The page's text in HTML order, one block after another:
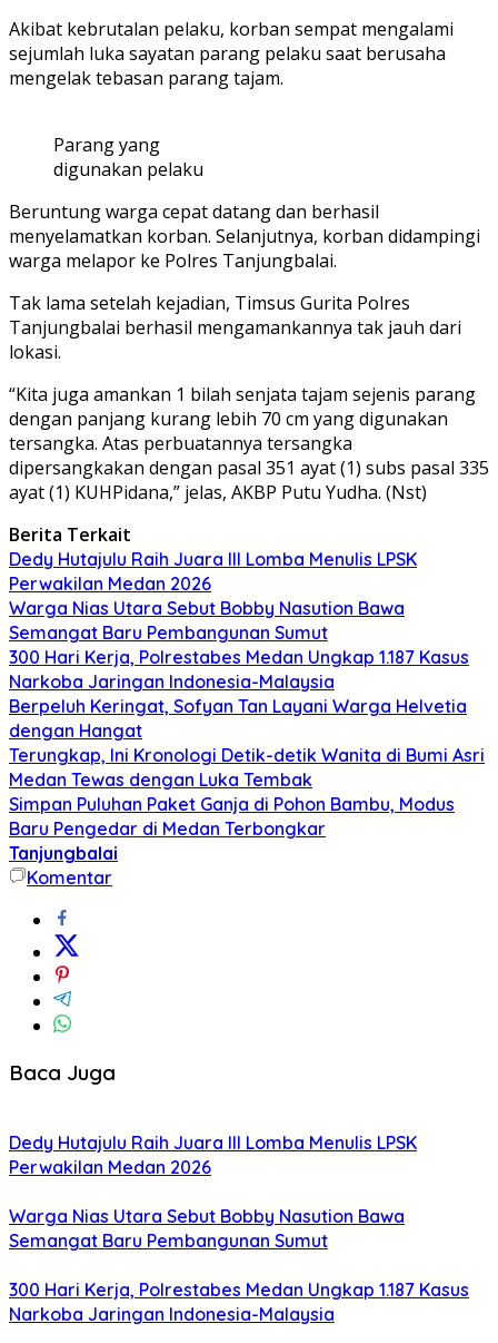
Akibat kebrutalan pelaku, korban sempat mengalami
sejumlah luka sayatan parang pelaku saat berusaha
mengelak tebasan parang tajam.
Parang yang
digunakan pelaku
Beruntung warga cepat datang dan berhasil
menyelamatkan korban. Selanjutnya, korban didampingi
warga melapor ke Polres Tanjungbalai.
Tak lama setelah kejadian, Timsus Gurita Polres
Tanjungbalai berhasil mengamankannya tak jauh dari
lokasi.
“Kita juga amankan 1 bilah senjata tajam sejenis parang
dengan panjang kurang lebih 70 cm yang digunakan
tersangka. Atas perbuatannya tersangka
dipersangkakan dengan pasal 351 ayat (1) subs pasal 335
ayat (1) KUHPidana,” jelas, AKBP Putu Yudha. (Nst)
Berita Terkait
Dedy Hutajulu Raih Juara III Lomba Menulis LPSK
Perwakilan Medan 2026
Warga Nias Utara Sebut Bobby Nasution Bawa
Semangat Baru Pembangunan Sumut
300 Hari Kerja, Polrestabes Medan Ungkap 1.187 Kasus
Narkoba Jaringan Indonesia-Malaysia
Berpeluh Keringat, Sofyan Tan Layani Warga Helvetia
dengan Hangat
Terungkap, Ini Kronologi Detik-detik Wanita di Bumi Asri
Medan Tewas dengan Luka Tembak
Simpan Puluhan Paket Ganja di Pohon Bambu, Modus
Baru Pengedar di Medan Terbongkar
Tanjungbalai
Komentar
Baca Juga
Dedy Hutajulu Raih Juara III Lomba Menulis LPSK
Perwakilan Medan 2026
Warga Nias Utara Sebut Bobby Nasution Bawa
Semangat Baru Pembangunan Sumut
300 Hari Kerja, Polrestabes Medan Ungkap 1.187 Kasus
Narkoba Jaringan Indonesia-Malaysia